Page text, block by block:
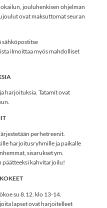
jouluhenkisen ohjelman
ovat maksuttomat seuran
sähköpostitse
ilmoittaa myös mahdolliset
harjoituksia. Tatamit ovat
perhetreenit.
harjoitusryhmille ja paikalle
sisarukset ym.
päätteeksi kahvitarjoilu!
su 8.12. klo 13-14.
lapset ovat harjoitelleet